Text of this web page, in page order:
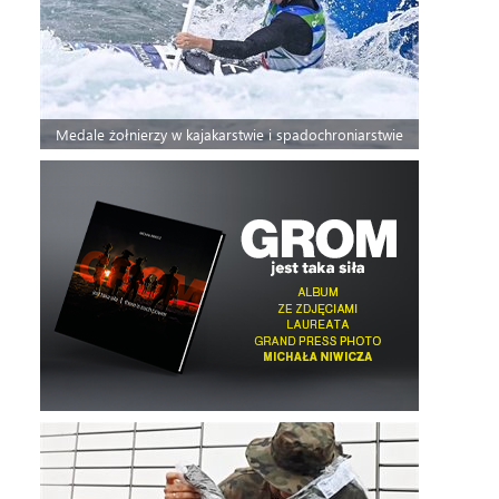
Medale żołnierzy w kajakarstwie i spadochroniarstwie